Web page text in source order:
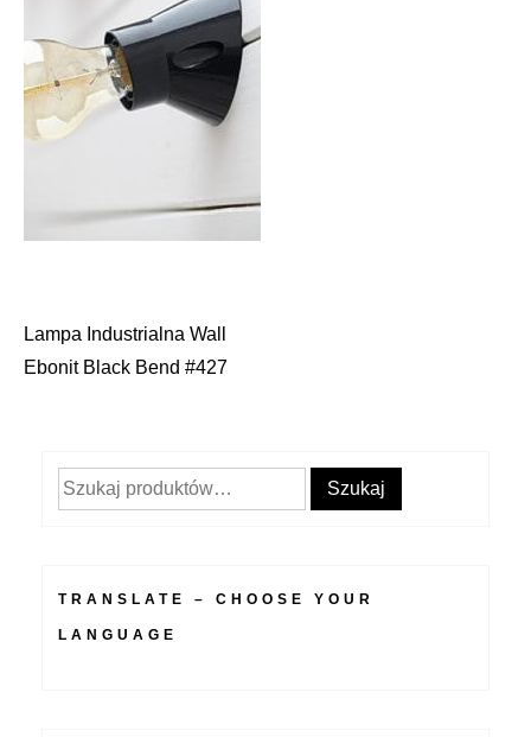
Nawigacja
Lampa Industrialna Wall
Ebonit Black Bend #427
Szukaj: Szukaj
TRANSLATE – CHOOSE YOUR
LANGUAGE